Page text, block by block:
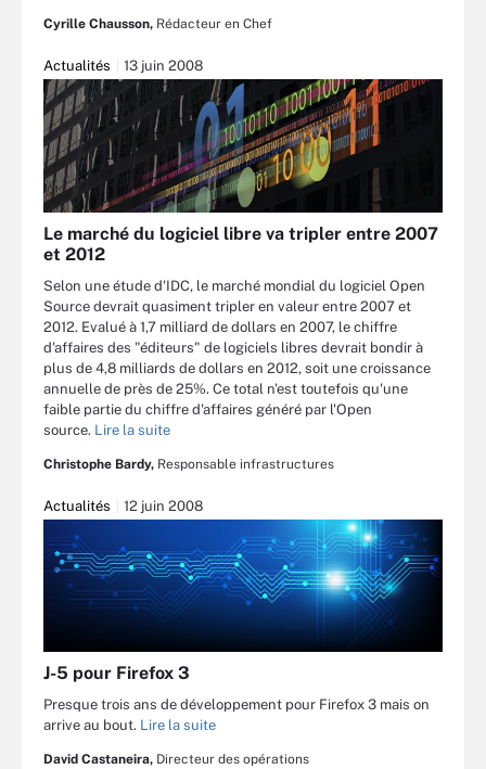
Cyrille Chausson, Rédacteur en Chef
Actualités 13 juin 2008
Le marché du logiciel libre va tripler entre 2007
et 2012
Selon une étude d'IDC, le marché mondial du logiciel Open
Source devrait quasiment tripler en valeur entre 2007 et
2012. Evalué à 1,7 milliard de dollars en 2007, le chiffre
d'affaires des "éditeurs" de logiciels libres devrait bondir à
plus de 4,8 milliards de dollars en 2012, soit une croissance
annuelle de près de 25%. Ce total n'est toutefois qu'une
faible partie du chiffre d'affaires généré par l'Open
source. Lire la suite
Christophe Bardy, Responsable infrastructures
Actualités 12 juin 2008
J-5 pour Firefox 3
Presque trois ans de développement pour Firefox 3 mais on
arrive au bout. Lire la suite
David Castaneira, Directeur des opérations